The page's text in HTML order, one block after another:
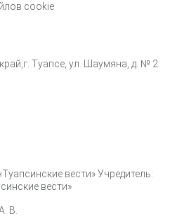
cookie
Туапсе, ул. Шаумяна, д. № 2
вести» Учредитель:
вести»
В.